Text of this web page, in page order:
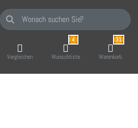
Geben Sie einen Suchbegriff ein. Während
Vergleichen
4
Wunschliste
31
Warenkorb